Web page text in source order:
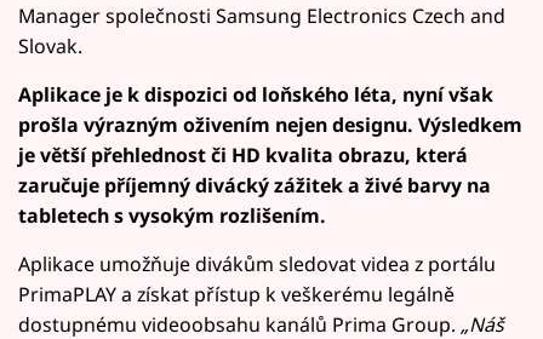
Manager společnosti Samsung Electronics Czech and
Slovak.
Aplikace je k dispozici od loňského léta, nyní však
prošla výrazným oživením nejen designu. Výsledkem
je větší přehlednost či HD kvalita obrazu, která
zaručuje příjemný divácký zážitek a živé barvy na
tabletech s vysokým rozlišením.
Aplikace umožňuje divákům sledovat videa z portálu
PrimaPLAY a získat přístup k veškerému legálně
dostupnému videoobsahu kanálů Prima Group. „Náš